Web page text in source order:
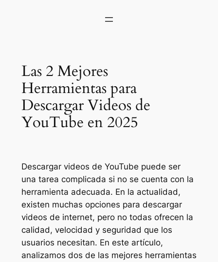
Las 2 Mejores
Herramientas para
Descargar Videos de
YouTube en 2025
Descargar videos de YouTube puede ser
una tarea complicada si no se cuenta con la
herramienta adecuada. En la actualidad,
existen muchas opciones para descargar
videos de internet, pero no todas ofrecen la
calidad, velocidad y seguridad que los
usuarios necesitan. En este artículo,
analizamos dos de las mejores herramientas